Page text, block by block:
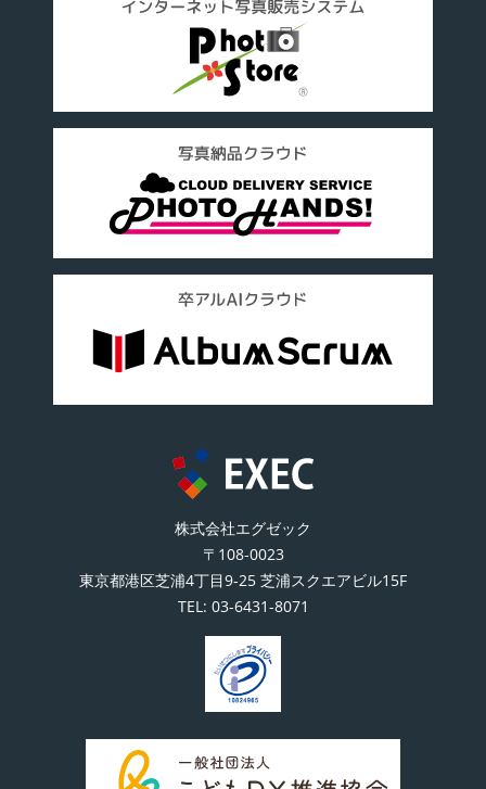
株式会社エグゼック
〒108-0023
東京都港区芝浦4丁目9-25 芝浦スクエアビル15F
TEL: 03-6431-8071